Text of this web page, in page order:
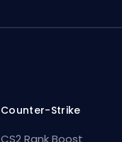
Counter-Strike
CS2 Rank Boost